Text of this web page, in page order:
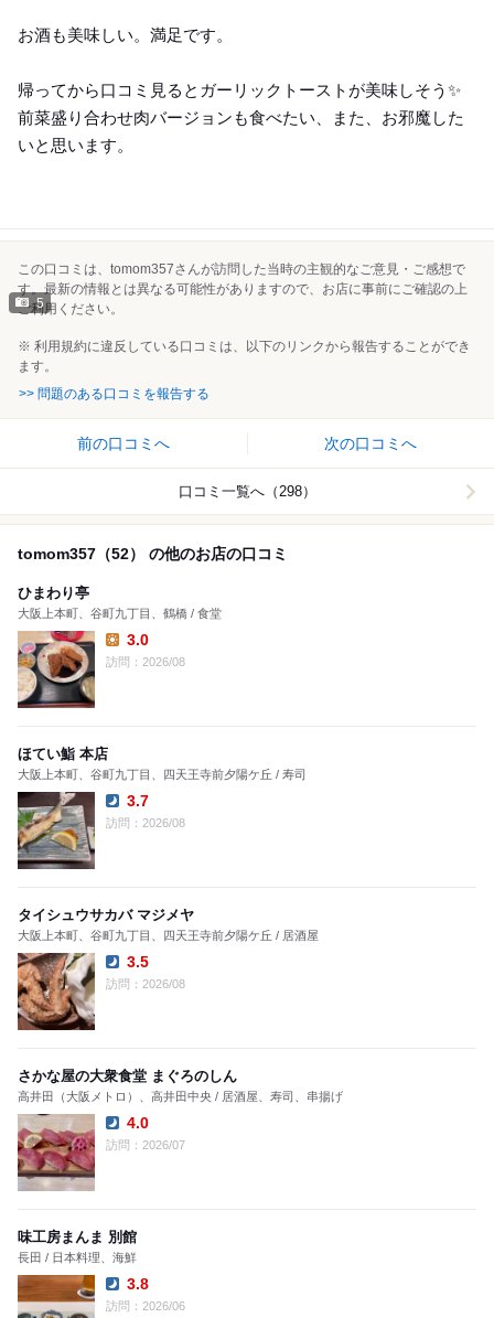
お酒も美味しい。満足です。
帰ってから口コミ見るとガーリックトーストが美味しそう✨
前菜盛り合わせ肉バージョンも食べたい、また、お邪魔した
いと思います。
5
この口コミは、tomom357さんが訪問した当時の主観的なご意見・ご感想で
す。最新の情報とは異なる可能性がありますので、お店に事前にご確認の上
ご利用ください。
※ 利用規約に違反している口コミは、以下のリンクから報告することができ
ます。
>> 問題のある口コミを報告する
前の口コミへ 次の口コミへ
口コミ一覧へ（298）
tomom357（52） の他のお店の口コミ
ひまわり亭
大阪上本町、谷町九丁目、鶴橋 / 食堂
Lunch:
3.0
訪問：2026/08
ほてい鮨 本店
大阪上本町、谷町九丁目、四天王寺前夕陽ケ丘 / 寿司
Dinner:
3.7
訪問：2026/08
タイシュウサカバ マジメヤ
大阪上本町、谷町九丁目、四天王寺前夕陽ケ丘 / 居酒屋
Dinner:
3.5
訪問：2026/08
さかな屋の大衆食堂 まぐろのしん
高井田（大阪メトロ）、高井田中央 / 居酒屋、寿司、串揚げ
Dinner:
4.0
訪問：2026/07
味工房まんま 別館
長田 / 日本料理、海鮮
Dinner:
3.8
訪問：2026/06